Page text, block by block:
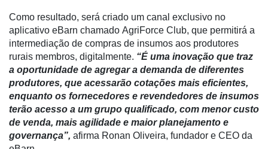
Conectividade
Dados
Análise
E-
Commerce
Informatização
Como resultado, será criado um canal exclusivo no
aplicativo eBarn chamado AgriForce Club, que permitirá a
intermediação de compras de insumos aos produtores
rurais membros, digitalmente. “É uma inovação que traz
a oportunidade de agregar a demanda de diferentes
produtores, que acessarão cotações mais eficientes,
enquanto os fornecedores e revendedores de insumos
terão acesso a um grupo qualificado, com menor custo
de venda, mais agilidade e maior planejamento e
governança”, afirma Ronan Oliveira, fundador e CEO da